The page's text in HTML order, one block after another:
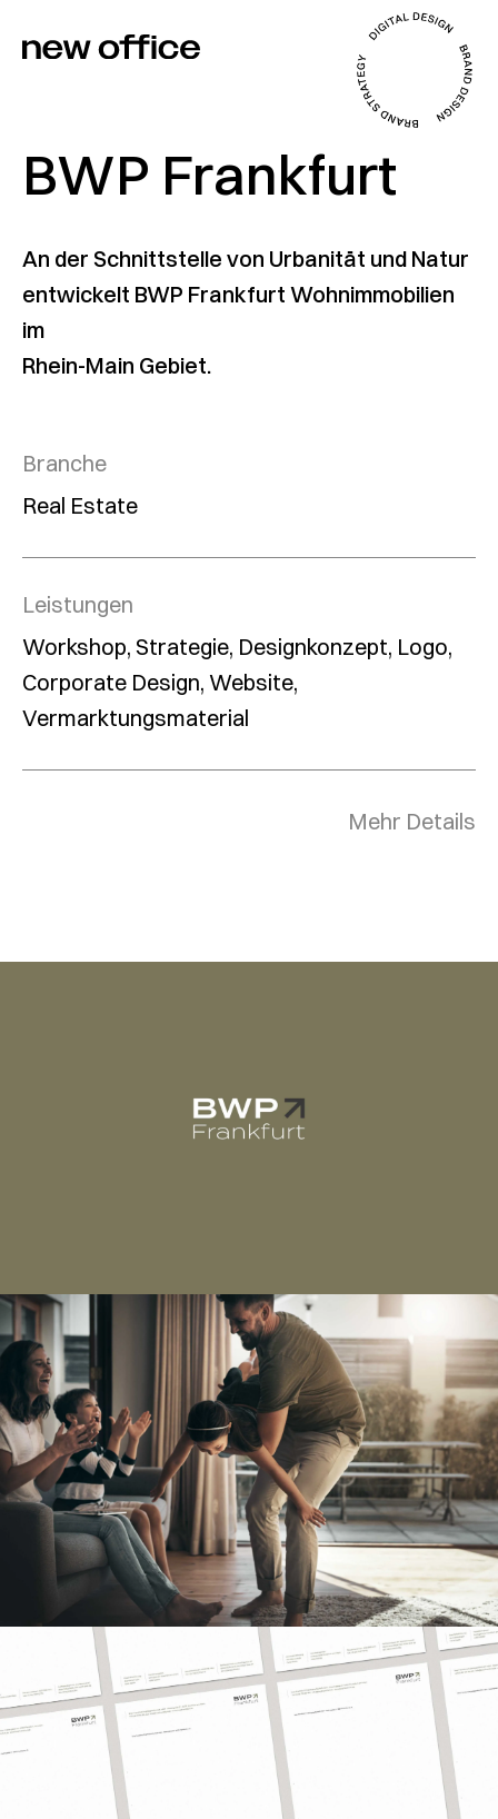
BWP Frankfurt
An der Schnittstelle von Urbanität und Natur
entwickelt BWP Frankfurt Wohnimmobilien
im
Rhein-Main Gebiet.
Branche
Real Estate
Leistungen
Workshop, Strategie, Designkonzept, Logo,
Corporate Design, Website,
Vermarktungsmaterial
Mehr Details